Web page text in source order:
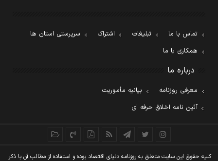
تماس با ما تبلیغات اشتراک
سرپرستی استان ها
همکاری با ما
درباره ما
معرفی روزنامه
بیانیه مأموریت
آئین نامه اخلاق حرفه ای
کليه حقوق اين سايت متعلق به روزنامه دنيای اقتصاد بوده و استفاده از مطالب آن با ذکر